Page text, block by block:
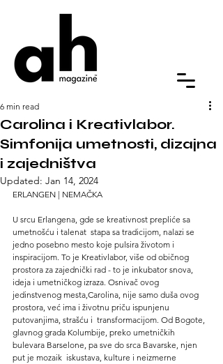
Carolina i Kreativlabor.
Simfonija umetnosti, dizajna
i zajedništva
6 min read
Updated: Jan 14, 2024
ERLANGEN | NEMAČKA
U srcu Erlangena, gde se kreativnost prepliće sa
umetnošću i talenat  stapa sa tradicijom, nalazi se
jedno posebno mesto koje pulsira životom i
inspiracijom. To je Kreativlabor, više od običnog
prostora za zajednički rad - to je inkubator snova,
ideja i umetničkog izraza. Osnivač ovog
jedinstvenog mesta,Carolina, nije samo duša ovog
prostora, već ima i životnu priču ispunjenu
putovanjima, strašću i  transformacijom. Od Bogote,
glavnog grada Kolumbije, preko umetničkih
bulevara Barselone, pa sve do srca Bavarske, njen
put je mozaik  iskustava, kulture i neizmerne